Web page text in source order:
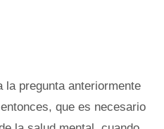
la pregunta anteriormente
que es necesario